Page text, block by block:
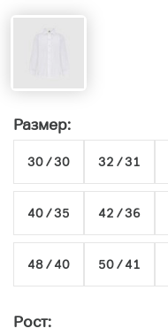
Размер:
30 / 30 32 / 31
40 / 35 42 / 36
48 / 40 50 / 41
Рост: